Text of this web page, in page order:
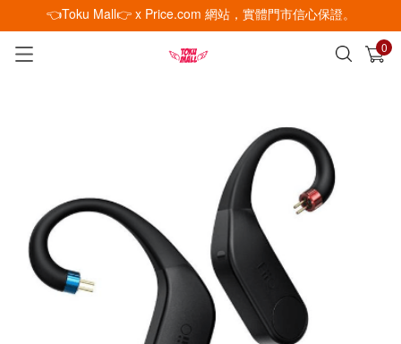
👈Toku Mall👉 x Price.com 網站，實體門市信心保證。
0
已加入購物車 查看